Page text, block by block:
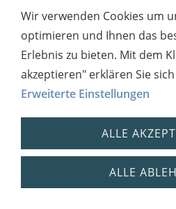
Wir verwenden Cookies um
optimieren und Ihnen das
Erlebnis zu bieten. Mit dem
akzeptieren" erklären Sie
Erweiterte Einstellungen
ALLE
ALLE